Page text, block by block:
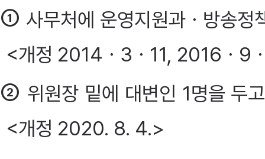
① 사무처에 운영지원과ㆍ방송정
<개정 2014ㆍ3ㆍ11, 2016ㆍ9
② 위원장 밑에 대변인 1명을 두
<개정 2020. 8. 4.>